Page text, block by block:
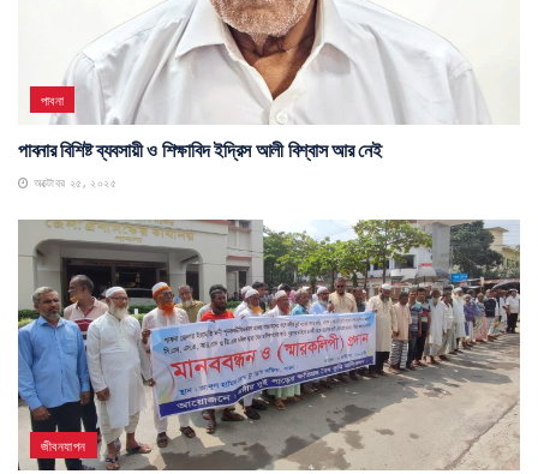
পাবনা
পাবনার বিশিষ্ট ব্যবসায়ী ও শিক্ষাবিদ ইদ্রিস আলী বিশ্বাস আর নেই
অক্টোবর ২৫, ২০২৫
জীবনযাপন